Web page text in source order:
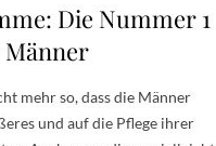
Die Nummer 1
mehr so, dass die Männer
und auf die Pflege ihrer